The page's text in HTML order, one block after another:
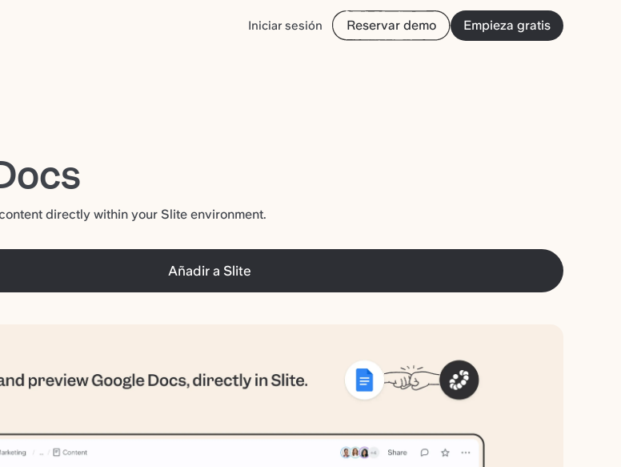
Iniciar sesión Reservar demo Empieza gratis
directly within your Slite environment.
Añadir a Slite